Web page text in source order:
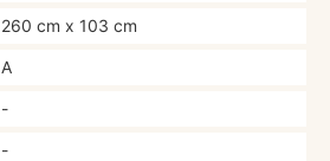
260 cm x 103 cm
A
-
-